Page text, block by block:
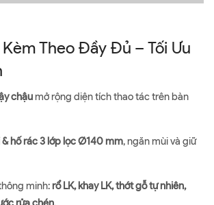
Theo Đầy Đủ – Tối Ưu
chậumở rộng diện tích thao tác trên bàn
& hố rác 3 lớp lọc Ø140 mm, ngăn mùi và giữ
minh:rổ LK, khay LK, thớt gỗ tự nhiên,